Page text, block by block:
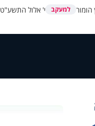
למעקב י' אלול התשע"ט